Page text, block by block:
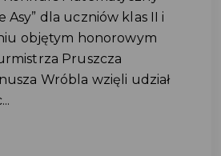
Asy” dla uczniów klas II i
objętym honorowym
Pruszcza
Wróbla wzięli udział